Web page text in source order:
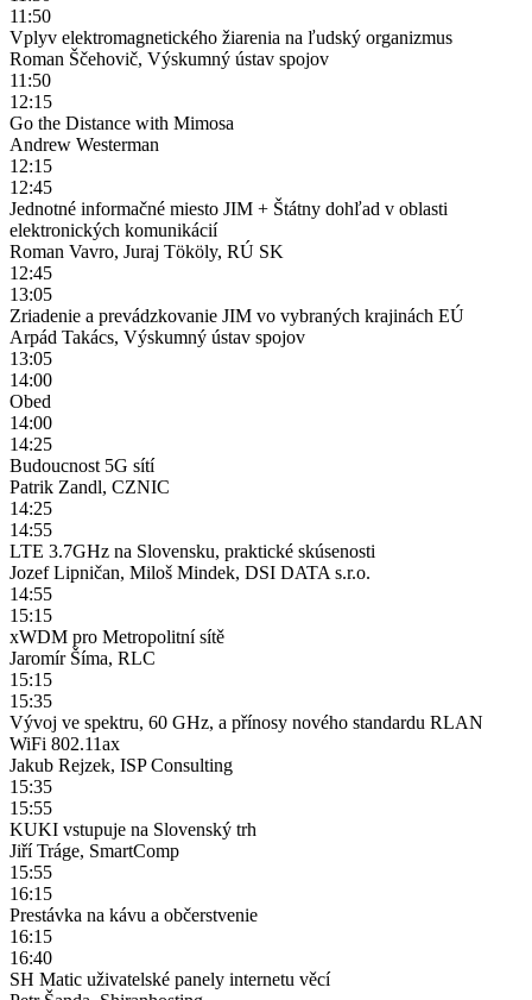
11:50
Vplyv elektromagnetického žiarenia na ľudský organizmus
Roman Ščehovič, Výskumný ústav spojov
11:50
12:15
Go the Distance with Mimosa
Andrew Westerman
12:15
12:45
Jednotné informačné miesto JIM + Štátny dohľad v oblasti
elektronických komunikácií
Roman Vavro, Juraj Tököly, RÚ SK
12:45
13:05
Zriadenie a prevádzkovanie JIM vo vybraných krajinách EÚ
Arpád Takács, Výskumný ústav spojov
13:05
14:00
Obed
14:00
14:25
Budoucnost 5G sítí
Patrik Zandl, CZNIC
14:25
14:55
LTE 3.7GHz na Slovensku, praktické skúsenosti
Jozef Lipničan, Miloš Mindek, DSI DATA s.r.o.
14:55
15:15
xWDM pro Metropolitní sítě
Jaromír Šíma, RLC
15:15
15:35
Vývoj ve spektru, 60 GHz, a přínosy nového standardu RLAN
WiFi 802.11ax
Jakub Rejzek, ISP Consulting
15:35
15:55
KUKI vstupuje na Slovenský trh
Jiří Tráge, SmartComp
15:55
16:15
Prestávka na kávu a občerstvenie
16:15
16:40
SH Matic uživatelské panely internetu věcí